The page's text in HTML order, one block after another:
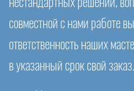
нестандартных решений,
совместной с нами работе
ответственность наших
в указанный срок свой заказ.